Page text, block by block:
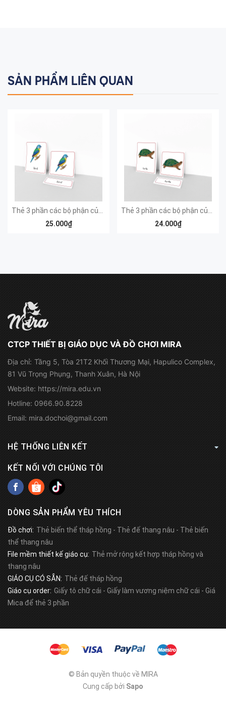
SẢN PHẨM LIÊN QUAN
25.000₫
24.000₫
CTCP THIẾT BỊ GIÁO DỤC VÀ ĐỒ CHƠI MIRA
Địa chỉ: Tầng 5, Tòa 21T2 Khối Thương Mại, Hapulico Complex,
81 Vũ Trọng Phụng, Thanh Xuân, Hà Nội
Website: https://mira.edu.vn
Hotline: 0966.90.8228
Email: mira.dochoi@gmail.com
HỆ THỐNG LIÊN KẾT
KẾT NỐI VỚI CHÚNG TÔI
DÒNG SẢN PHẨM YÊU THÍCH
Đồ chơi: Thẻ biến thể tháp hồng - Thẻ đế thang nâu - Thẻ biến
thể thang nâu
File mềm thiết kế giáo cụ: Thẻ mở rộng kết hợp tháp hồng và
thang nâu
GIÁO CỤ CÓ SẴN: Thẻ đế tháp hồng
Giáo cụ order: Giấy tô chữ cái - Giấy làm vương niệm chữ cái - Giá
Mica để thẻ 3 phần
© Bản quyền thuộc về MIRA
Cung cấp bởi Sapo